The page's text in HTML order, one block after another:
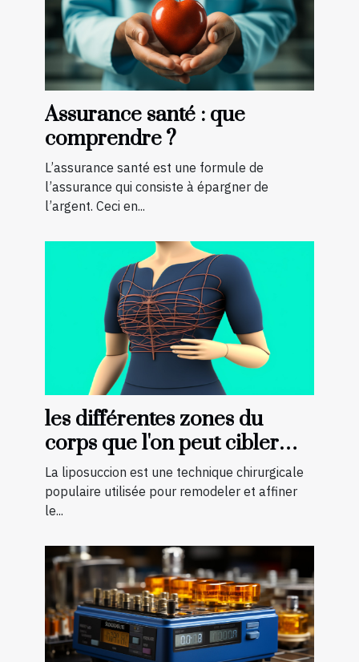
Assurance santé : que
comprendre ?
L’assurance santé est une formule de
l’assurance qui consiste à épargner de
l’argent. Ceci en...
les différentes zones du
corps que l'on peut cibler
avec la liposuccion en
Tunisie
La liposuccion est une technique chirurgicale
populaire utilisée pour remodeler et affiner
le...